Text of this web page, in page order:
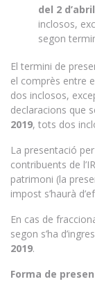
del 2
inclosos,
segon
El termini de
el comprès entre
dos inclosos,
declaracions que
2019, tots dos
La presentació
contribuents de
patrimoni (la
impost s’haurà
En cas de
segon s’ha
2019.
Forma de